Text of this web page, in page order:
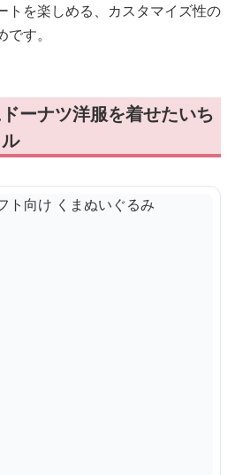
トを楽しめる、カスタマイズ性の
す。
ーナツ洋服を着せたいち